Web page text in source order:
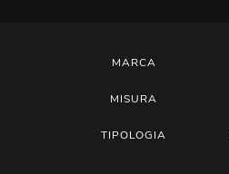
MARCA
MISURA
TIPOLOGIA